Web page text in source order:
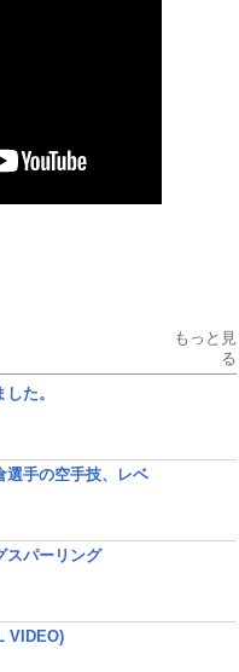
もっと見
る
た。
選手の空手技、レベ
スパーリング
VIDEO)